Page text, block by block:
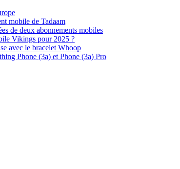
mobile de Tadaam
de deux abonnements mobiles
Vikings pour 2025 ?
avec le bracelet Whoop
Phone (3a) et Phone (3a) Pro